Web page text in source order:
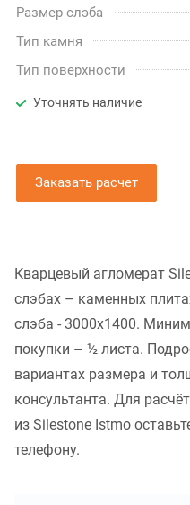
Размер слэба
Тип камня
Тип поверхности
Уточнять наличие
Заказать расчет
Кварцевый агломерат
слэбах – каменных
слэба - 3000x1400.
покупки – ½ листа.
вариантах размера и
консультанта. Для
из Silestone Istmo
телефону.